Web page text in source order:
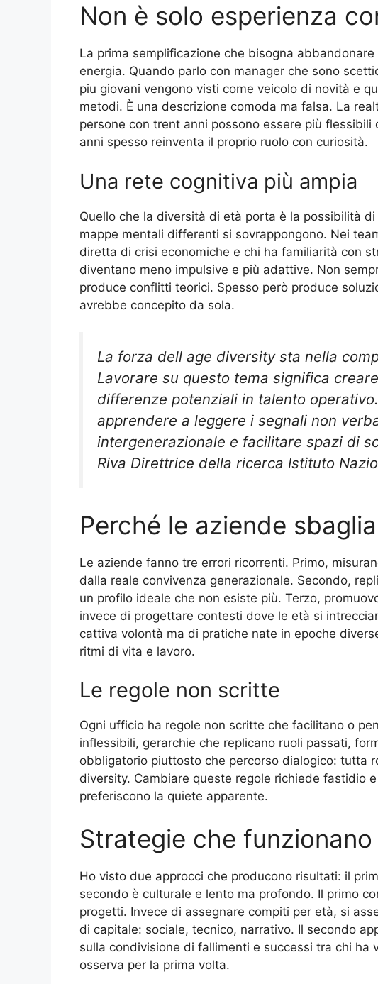
Non è solo esperienza
La prima semplificazione che bisogna
energia. Quando parlo con manager che sono
piu giovani vengono visti come veicolo di novità e
metodi. È una descrizione comoda ma falsa. La
persone con trent anni possono essere più
anni spesso reinventa il proprio ruolo con curiosità.
Una rete cognitiva più ampia
Quello che la diversità di età porta è la possibilità
mappe mentali differenti si sovrappongono. Nei
diretta di crisi economiche e chi ha familiarità con
diventano meno impulsive e più adattive. Non
produce conflitti teorici. Spesso però produce
avrebbe concepito da sola.
La forza dell age diversity sta nella
Lavorare su questo tema significa
differenze potenziali in talento
apprendere a leggere i segnali non
intergenerazionale e facilitare spazi di
Riva Direttrice della ricerca Istituto
Perché le aziende
Le aziende fanno tre errori ricorrenti. Primo,
dalla reale convivenza generazionale. Secondo,
un profilo ideale che non esiste più. Terzo,
invece di progettare contesti dove le età si
cattiva volontà ma di pratiche nate in epoche
ritmi di vita e lavoro.
Le regole non scritte
Ogni ufficio ha regole non scritte che facilitano o
inflessibili, gerarchie che replicano ruoli passati,
obbligatorio piuttosto che percorso dialogico: tutta
diversity. Cambiare queste regole richiede fastidio
preferiscono la quiete apparente.
Strategie che
Ho visto due approcci che producono risultati: il
secondo è culturale e lento ma profondo. Il primo
progetti. Invece di assegnare compiti per età, si
di capitale: sociale, tecnico, narrativo. Il secondo
sulla condivisione di fallimenti e successi tra chi ha
osserva per la prima volta.